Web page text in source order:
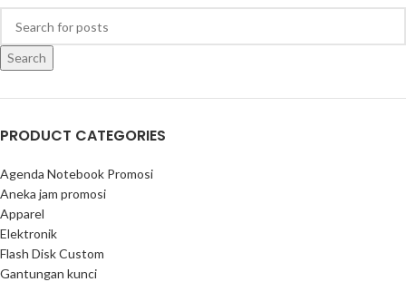
Search
PRODUCT CATEGORIES
Agenda Notebook Promosi
Aneka jam promosi
Apparel
Elektronik
Flash Disk Custom
Gantungan kunci